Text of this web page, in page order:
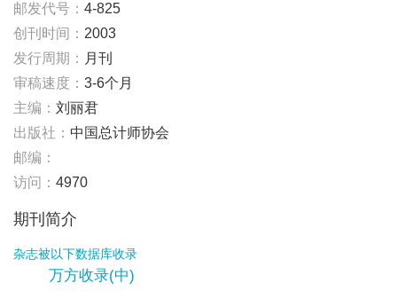
邮发代号： 4-825
创刊时间： 2003
发行周期： 月刊
审稿速度： 3-6个月
主编： 刘丽君
出版社： 中国总计师协会
邮编：
访问： 4970
期刊简介
杂志被以下数据库收录
万方收录(中)